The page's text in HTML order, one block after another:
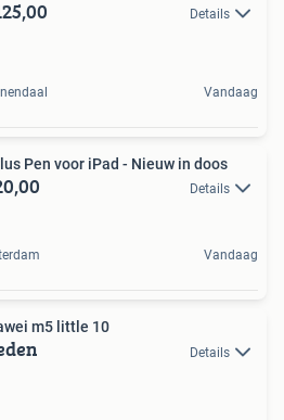
Details
Vandaag
Pen voor iPad - Nieuw in doos
Details
Vandaag
m5 little 10
Details